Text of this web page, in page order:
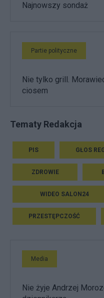
Najnowszy sondaż
Partie polityczne
Nie tylko grill.
ciosem
Tematy Redakcja
PIS GŁOS
ZDROWIE
WIDEO SALON24
PRZESTĘPCZOŚĆ
Media
Nie żyje Andrzej